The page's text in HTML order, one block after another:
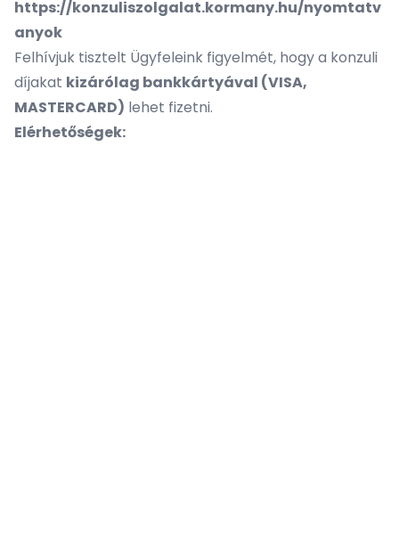
https://konzuliszolgalat.kormany.hu/nyomtatv
anyok
Felhívjuk tisztelt Ügyfeleink figyelmét, hogy a konzuli
díjakat kizárólag bankkártyával (VISA,
MASTERCARD) lehet fizetni.
Elérhetőségek: